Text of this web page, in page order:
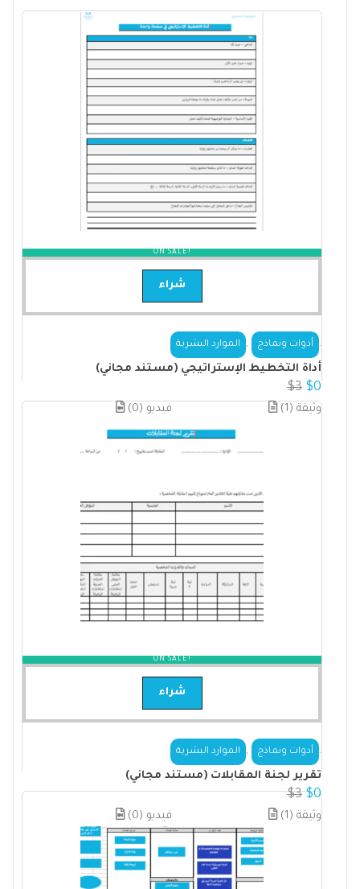
ON SALE!
شراء
الموارد البشرية أدوات ونماذج
أداة التخطيط الإستراتيجي (مستند مجاني)
$3 $0
(0) فيديو (1) وثيقة
ON SALE!
شراء
الموارد البشرية أدوات ونماذج
تقرير لجنة المقابلات (مستند مجاني)
$3 $0
(0) فيديو (1) وثيقة